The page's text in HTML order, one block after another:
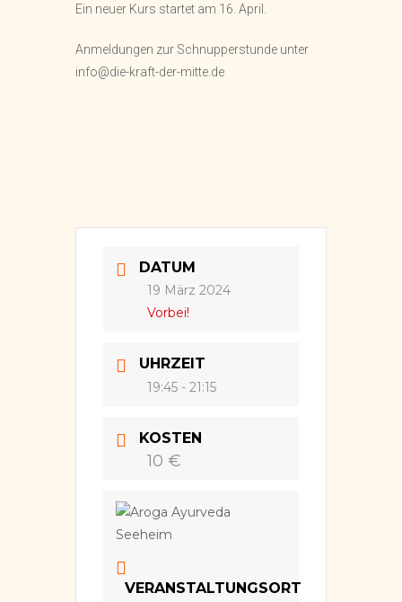
Ein neuer Kurs startet am 16. April.
Anmeldungen zur Schnupperstunde unter
info@die-kraft-der-mitte.de
DATUM
19 März 2024
Vorbei!
UHRZEIT
19:45 - 21:15
KOSTEN
10 €
VERANSTALTUNGSORT